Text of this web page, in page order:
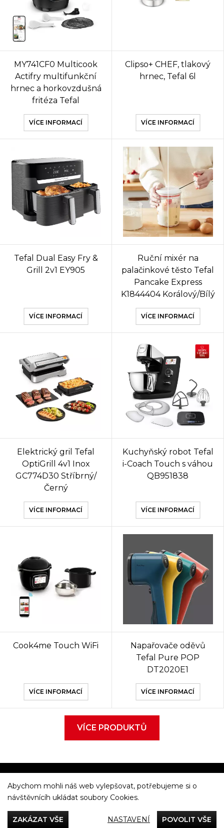
MY741CF0 Multicook
Actifry multifunkční
hrnec a horkovzdušná
fritéza Tefal
VÍCE INFORMACÍ
Clipso+ CHEF, tlakový
hrnec, Tefal 6l
VÍCE INFORMACÍ
Tefal Dual Easy Fry &
Grill 2v1 EY905
VÍCE INFORMACÍ
Ruční mixér na
palačinkové těsto Tefal
Pancake Express
K1844404 Korálový/Bílý
VÍCE INFORMACÍ
Elektrický gril Tefal
OptiGrill 4v1 Inox
GC774D30 Stříbrný/
Černý
VÍCE INFORMACÍ
Kuchyňský robot Tefal
i-Coach Touch s váhou
QB951838
VÍCE INFORMACÍ
Cook4me Touch WiFi
VÍCE INFORMACÍ
Napařovače oděvů
Tefal Pure POP
DT2020E1
VÍCE INFORMACÍ
VÍCE PRODUKTŮ
Večeříme společně
Abychom mohli náš web vylepšovat, potřebujeme si o
návštěvnícíh ukládat soubory Cookies.
ZAKÁZAT VŠE NASTAVENÍ POVOLIT VŠE